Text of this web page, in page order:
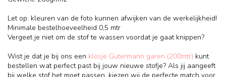
Let op: kleuren van de foto kunnen afwijken van de werkelijkheid!
Minimale bestelhoeveelheid 0,5 mtr
Vergeet je niet om de stof te wassen voordat je gaat knippen?
Wist je dat je bij ons een klosje Gutermann garen (200mtr) kunt
bestellen wat perfect past bij jouw nieuwe stofje? Als jij aangeeft
bij welke stof het moet passen, kiezen wij de perfecte match voor